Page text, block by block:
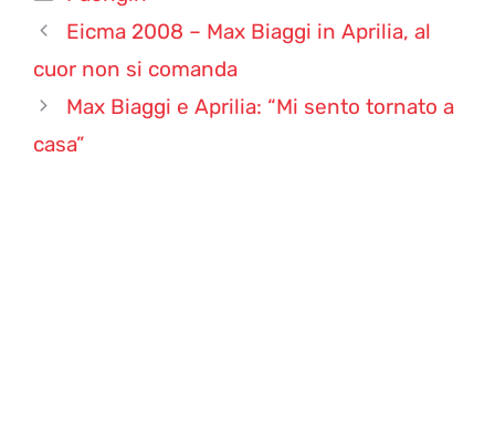
Eicma 2008 – Max Biaggi in Aprilia, al
cuor non si comanda
Max Biaggi e Aprilia: “Mi sento tornato a
casa”